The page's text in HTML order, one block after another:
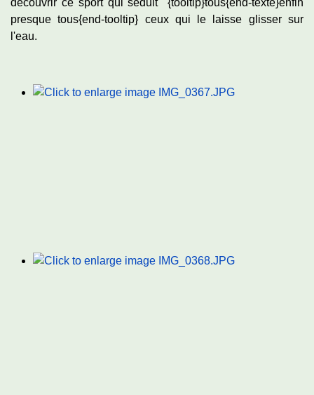
presque tous{end-tooltip} ceux qui le laisse glisser sur
l'eau.